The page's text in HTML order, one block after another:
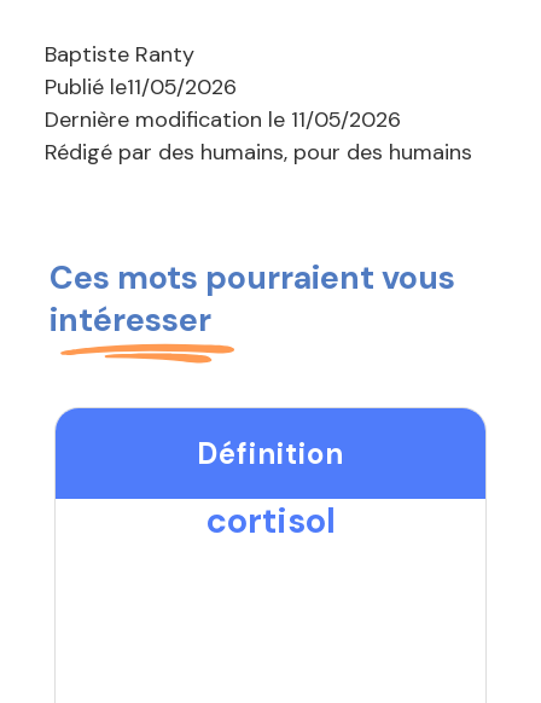
Baptiste Ranty
Publié le11/05/2026
Dernière modification le 11/05/2026
Rédigé par des humains, pour des humains
Ces mots pourraient vous
intéresser
Définition
cortisol